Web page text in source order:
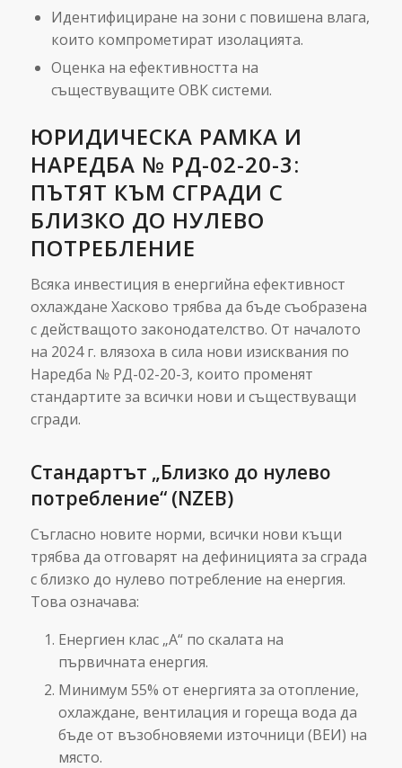
Идентифициране на зони с повишена влага,
които компрометират изолацията.
Оценка на ефективността на
съществуващите ОВК системи.
ЮРИДИЧЕСКА РАМКА И
НАРЕДБА № РД-02-20-3:
ПЪТЯТ КЪМ СГРАДИ С
БЛИЗКО ДО НУЛЕВО
ПОТРЕБЛЕНИЕ
Всяка инвестиция в енергийна ефективност
охлаждане Хасково трябва да бъде съобразена
с действащото законодателство. От началото
на 2024 г. влязоха в сила нови изисквания по
Наредба № РД-02-20-3, които променят
стандартите за всички нови и съществуващи
сгради.
Стандартът „Близко до нулево
потребление“ (NZEB)
Съгласно новите норми, всички нови къщи
трябва да отговарят на дефиницията за сграда
с близко до нулево потребление на енергия.
Това означава:
Енергиен клас „А“ по скалата на
първичната енергия.
Минимум 55% от енергията за отопление,
охлаждане, вентилация и гореща вода да
бъде от възобновяеми източници (ВЕИ) на
място.